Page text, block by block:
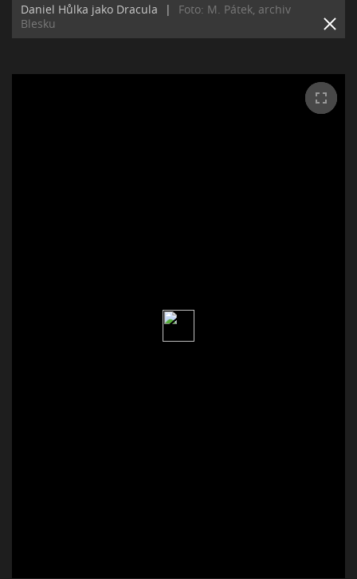
Daniel Hůlka jako Dracula |
Foto: M. Pátek, archiv
Blesku